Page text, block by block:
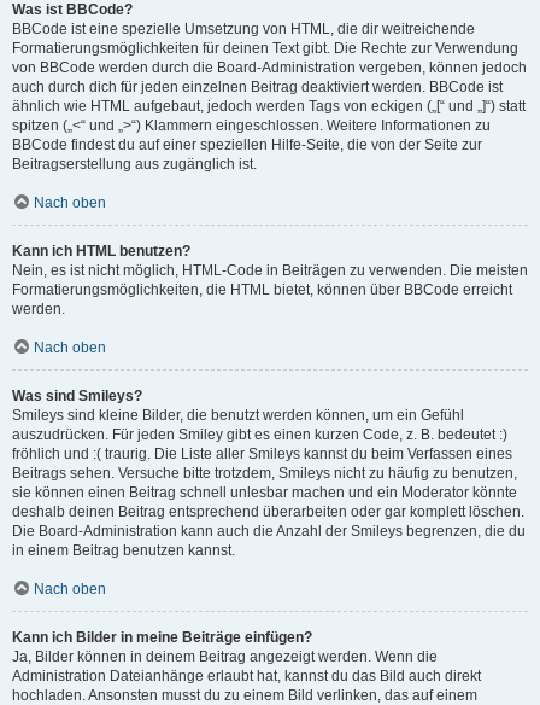
Was ist BBCode?
BBCode ist eine spezielle Umsetzung von HTML, die dir weitreichende
Formatierungsmöglichkeiten für deinen Text gibt. Die Rechte zur Verwendung
von BBCode werden durch die Board-Administration vergeben, können jedoch
auch durch dich für jeden einzelnen Beitrag deaktiviert werden. BBCode ist
ähnlich wie HTML aufgebaut, jedoch werden Tags von eckigen („[“ und „]“) statt
spitzen („<“ und „>“) Klammern eingeschlossen. Weitere Informationen zu
BBCode findest du auf einer speziellen Hilfe-Seite, die von der Seite zur
Beitragserstellung aus zugänglich ist.
Nach oben
Kann ich HTML benutzen?
Nein, es ist nicht möglich, HTML-Code in Beiträgen zu verwenden. Die meisten
Formatierungsmöglichkeiten, die HTML bietet, können über BBCode erreicht
werden.
Nach oben
Was sind Smileys?
Smileys sind kleine Bilder, die benutzt werden können, um ein Gefühl
auszudrücken. Für jeden Smiley gibt es einen kurzen Code, z. B. bedeutet :)
fröhlich und :( traurig. Die Liste aller Smileys kannst du beim Verfassen eines
Beitrags sehen. Versuche bitte trotzdem, Smileys nicht zu häufig zu benutzen,
sie können einen Beitrag schnell unlesbar machen und ein Moderator könnte
deshalb deinen Beitrag entsprechend überarbeiten oder gar komplett löschen.
Die Board-Administration kann auch die Anzahl der Smileys begrenzen, die du
in einem Beitrag benutzen kannst.
Nach oben
Kann ich Bilder in meine Beiträge einfügen?
Ja, Bilder können in deinem Beitrag angezeigt werden. Wenn die
Administration Dateianhänge erlaubt hat, kannst du das Bild auch direkt
hochladen. Ansonsten musst du zu einem Bild verlinken, das auf einem